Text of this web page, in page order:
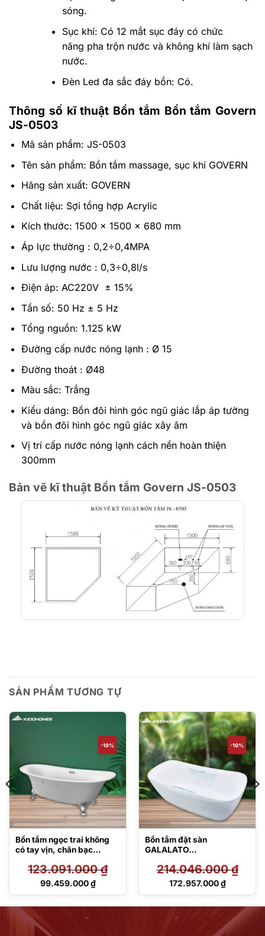
sóng.
Sục khí: Có 12 mắt sục đáy có chức
năng pha trộn nước và không khí làm sạch
nước.
Đèn Led đa sắc đáy bồn: Có.
Thông số kĩ thuật Bồn tắm Bồn tắm Govern
JS-0503
Mã sản phẩm: JS-0503
Tên sản phẩm: Bồn tắm massage, sục khí GOVERN
Hãng sản xuất: GOVERN
Chất liệu: Sợi tổng hợp Acrylic
Kích thước: 1500 x 1500 x 680 mm
Áp lực thường : 0,2÷0,4MPA
Lưu lượng nước : 0,3÷0,8l/s
Điện áp: AC220V ± 15%
Tần số: 50 Hz ± 5 Hz
Tổng nguồn: 1.125 kW
Đường cấp nước nóng lạnh : Ø 15
Đường thoát : Ø48
Màu sắc: Trắng
Kiểu dáng: Bồn đôi hình góc ngũ giác lắp áp tường
và bồn đôi hình góc ngũ giác xây âm
Vị trí cấp nước nóng lạnh cách nền hoàn thiện
300mm
Bản vẽ kĩ thuật Bồn tắm Govern JS-0503
SẢN PHẨM TƯƠNG TỰ
-19%
Bồn tắm ngọc trai không
có tay vịn, chân bạc
123.091.000₫
Giá
99.459.000₫
Giá
-19%
Bồn tắm đặt sàn
GALALATO
TVBF412
214.046.000₫
Giá
214.046.000 ₫.
172.957.000₫
Giá
172.957.000 ₫.